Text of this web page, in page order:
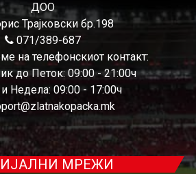
ДОО
Трајковски бр.198
071/389-687
на телефонскиот контакт:
до Петок: 09:00 - 21:00ч
Недела: 09:00 - 17:00ч
МРЕЖИ